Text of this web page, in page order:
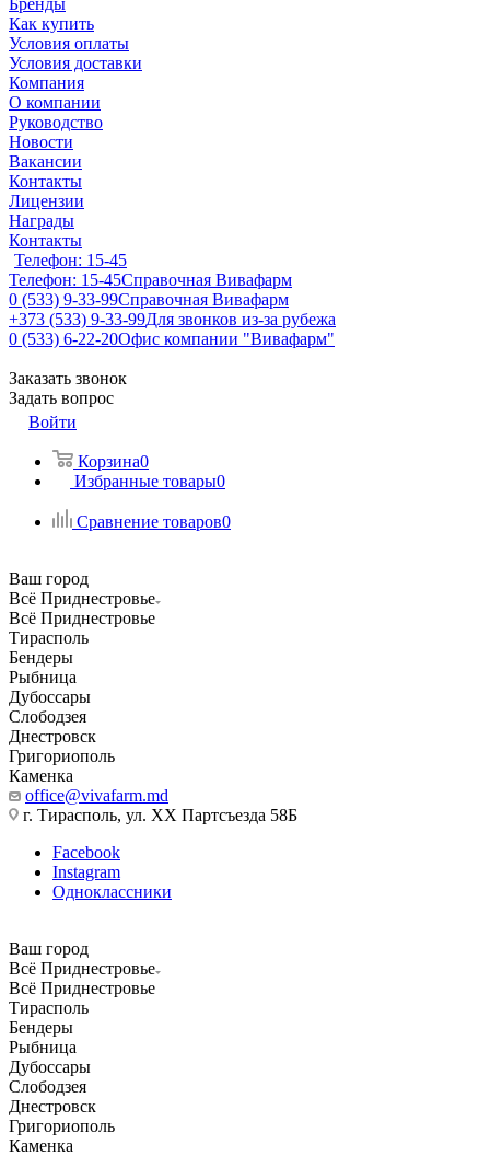
Бренды
Как купить
Условия оплаты
Условия доставки
Компания
О компании
Руководство
Новости
Вакансии
Контакты
Лицензии
Награды
Контакты
Телефон: 15-45
Телефон: 15-45Справочная Вивафарм
0 (533) 9-33-99Справочная Вивафарм
+373 (533) 9-33-99Для звонков из-за рубежа
0 (533) 6-22-20Офис компании "Вивафарм"
Заказать звонок
Задать вопрос
Войти
Корзина0
Избранные товары0
Сравнение товаров0
Ваш город
Всё Приднестровье
Всё Приднестровье
Тирасполь
Бендеры
Рыбница
Дубоссары
Слободзея
Днестровск
Григориополь
Каменка
office@vivafarm.md
г. Тирасполь, ул. ХХ Партсъезда 58Б
Facebook
Instagram
Одноклассники
Ваш город
Всё Приднестровье
Всё Приднестровье
Тирасполь
Бендеры
Рыбница
Дубоссары
Слободзея
Днестровск
Григориополь
Каменка